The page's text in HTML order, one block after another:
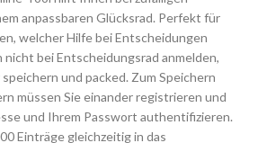
anpassbaren Glücksrad. Perfekt für
welcher Hilfe bei Entscheidungen
bei Entscheidungsrad anmelden,
und packed. Zum Speichern
müssen Sie einander registrieren und
und Ihrem Passwort authentifizieren.
Einträge gleichzeitig in das